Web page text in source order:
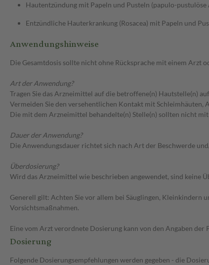
Hautentzündung mit Papeln und Pusteln (papulo-pustulöse
Entzündliche Hauterkrankung (Rosacea) mit Papeln und
Anwendungshinweise
Die Gesamtdosis sollte nicht ohne Rücksprache mit einem Arzt
Art der Anwendung?
Tragen Sie das Arzneimittel auf die betroffene(n) Hautstelle(n)
Vermeiden Sie den versehentlichen Kontakt mit Schleimhäuten,
Die mit dem Arzneimittel behandelte(n) Stelle(n) sollten nicht
Dauer der Anwendung?
Die Anwendungsdauer richtet sich nach Art der Beschwerde
Überdosierung?
Wird das Arzneimittel wie beschrieben angewendet, sind keine
Generell gilt: Achten Sie vor allem bei Säuglingen, Kleinkindern
Vorsichtsmaßnahmen.
Eine vom Arzt verordnete Dosierung kann von den Angaben
Dosierung
Folgende Dosierungsempfehlungen werden gegeben - die